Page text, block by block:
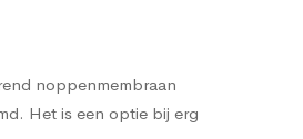
noppenmembraan
Het is een optie bij erg